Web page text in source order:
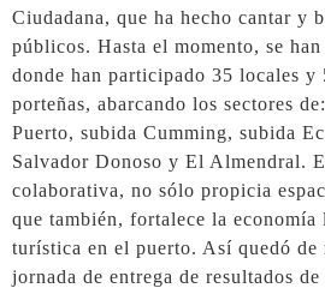
Ciudadana, que ha hecho cantar y
públicos. Hasta el momento, se
donde han participado 35 locales y
porteñas, abarcando los sectores
Puerto, subida Cumming, subida
Salvador Donoso y El Almendral.
colaborativa, no sólo propicia
que también, fortalece la
turística en el puerto. Así quedó de
jornada de entrega de resultados de